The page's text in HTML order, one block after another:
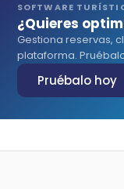
SOFTWARE
¿Quieres
Gestiona reservas,
plataforma.
Pruébalo hoy